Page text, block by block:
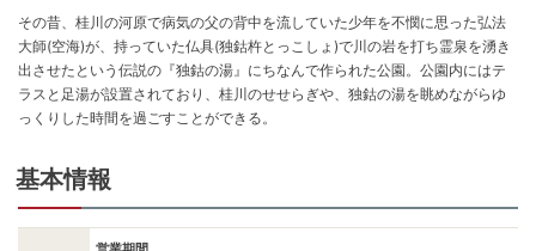
その昔、桂川の河原で病気の父の背中を流していた少年を不憫に思った弘法
大師(空海)が、持っていた仏具(独鈷杵とっこしょ)で川の岩を打ち霊泉を湧き
出させたという伝説の『独鈷の湯』にちなんで作られた公園。公園内にはテ
ラスと足湯が設置されており、桂川のせせらぎや、独鈷の湯を眺めながらゆ
っくりした時間を過ごすことができる。
基本情報